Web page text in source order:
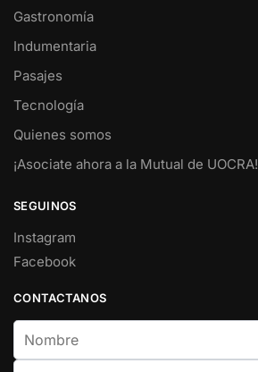
Gastronomía
Indumentaria
Pasajes
Tecnología
Quienes somos
¡Asociate ahora a la Mutual de UOCRA!
SEGUINOS
Instagram
Facebook
CONTACTANOS